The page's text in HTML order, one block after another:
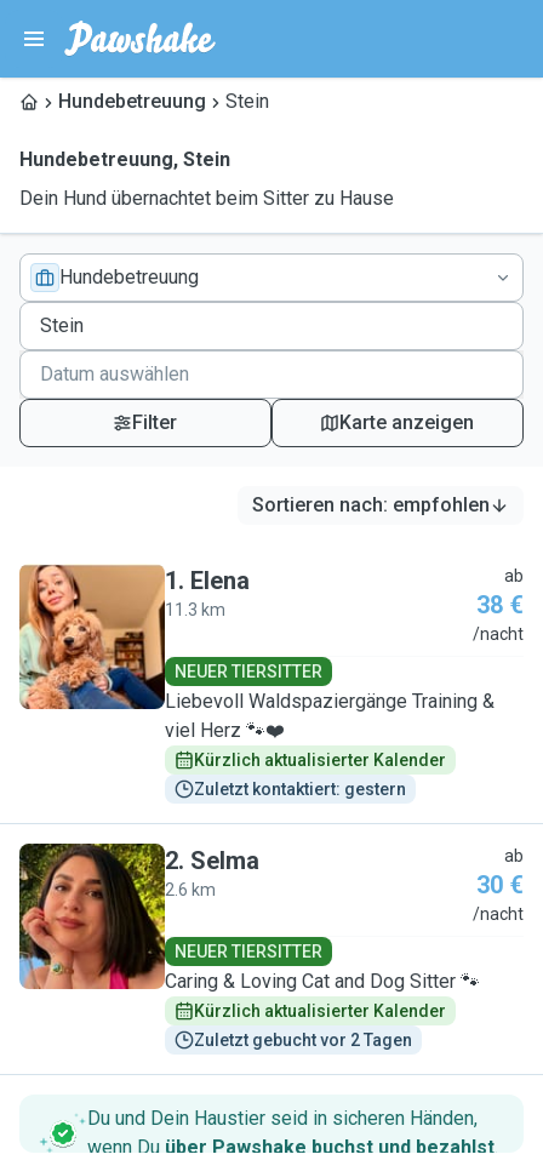
Hundebetreuung Stein
Hundebetreuung, Stein
Dein Hund übernachtet beim Sitter zu Hause
Hundebetreuung
Filter Karte anzeigen
Sortieren nach: empfohlen
E
1. Elena
11.3 km
ab
38 €
/nacht
NEUER TIERSITTER
Liebevoll Waldspaziergänge Training &
viel Herz 🐾❤️
Kürzlich aktualisierter Kalender
Zuletzt kontaktiert: gestern
S
2. Selma
2.6 km
ab
30 €
/nacht
NEUER TIERSITTER
Caring & Loving Cat and Dog Sitter 🐾
Kürzlich aktualisierter Kalender
Zuletzt gebucht vor 2 Tagen
Du und Dein Haustier seid in sicheren Händen,
wenn Du über Pawshake buchst und bezahlst.